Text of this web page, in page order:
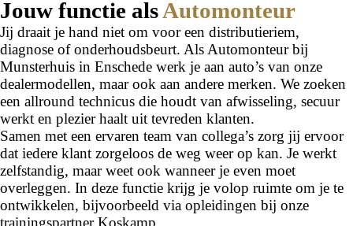
Jouw functie alsAutomonteur
Jij draait je hand niet om voor een distributieriem,
diagnose of onderhoudsbeurt. Als Automonteur bij
Munsterhuis in Enschede werk je aan auto’s van onze
dealermodellen, maar ook aan andere merken. We zoeken
een allround technicus die houdt van afwisseling, secuur
werkt en plezier haalt uit tevreden klanten.
Samen met een ervaren team van collega’s zorg jij ervoor
dat iedere klant zorgeloos de weg weer op kan. Je werkt
zelfstandig, maar weet ook wanneer je even moet
overleggen. In deze functie krijg je volop ruimte om je te
ontwikkelen, bijvoorbeeld via opleidingen bij onze